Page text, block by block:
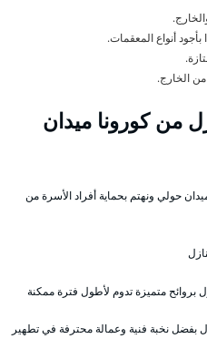
أنواع المعقمات.
الخارج.
من كورونا ميدان
حولي ونهتم بحماية أفراد الأسرة من
بروائح متميزة تدوم لأطول فترة ممكنة
بفضل نخبة فنية وعمالة محترفة في تطهير